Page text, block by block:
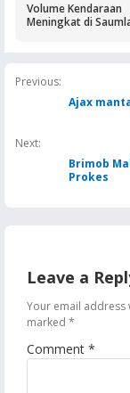
Volume Kendaraan
Meningkat di
Jaga Keandalan Suplai
BBM
Previous:
Ajax
Next:
Brimob
Prokes
Leave a
Your email
marked *
Comment *